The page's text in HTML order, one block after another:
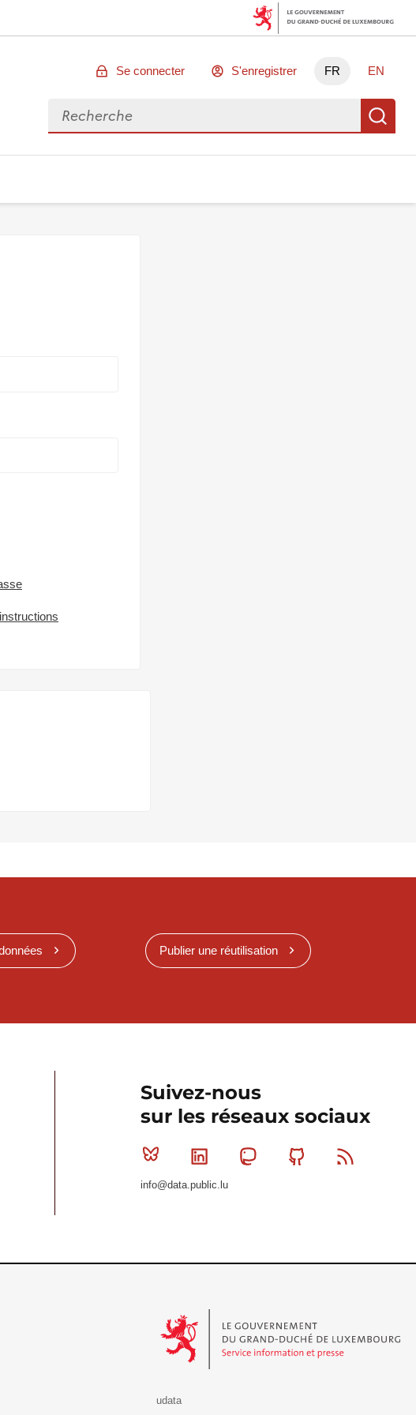
Se connecter S'enregistrer FR EN
Rechercher des données
Publier une réutilisation
Suivez-nous
sur les réseaux sociaux
Bluesky Linkedin MastodonGithub
info@data.public.lu
udata